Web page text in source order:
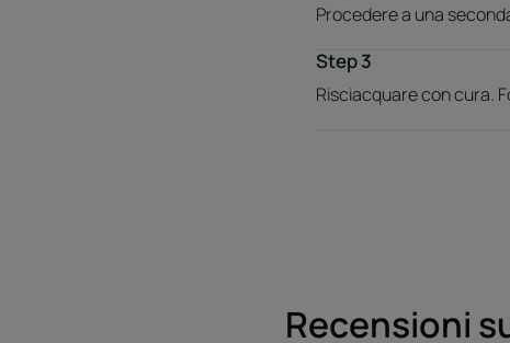
Procedere a una
Step 3
Risciacquare con cura.
Recensioni